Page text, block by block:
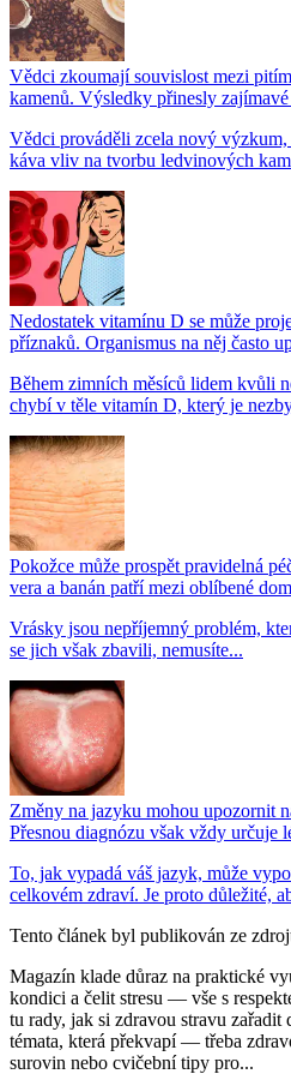
Vědci zkoumají souvislost mezi
kamenů. Výsledky přinesly
Vědci prováděli zcela nový
káva vliv na tvorbu ledvinových
Nedostatek vitamínu D se může
příznaků. Organismus na něj často
Během zimních měsíců lidem kvůli
chybí v těle vitamín D, který je
Pokožce může prospět pravidelná
vera a banán patří mezi oblíbené
Vrásky jsou nepříjemný problém,
se jich však zbavili, nemusíte...
Změny na jazyku mohou upozornit
Přesnou diagnózu však vždy určuje
To, jak vypadá váš jazyk, může
celkovém zdraví. Je proto důležité,
Tento článek byl publikován ze
Magazín klade důraz na praktické
kondici a čelit stresu — vše s
tu rady, jak si zdravou stravu zařadit
témata, která překvapí — třeba
surovin nebo cvičební tipy pro...